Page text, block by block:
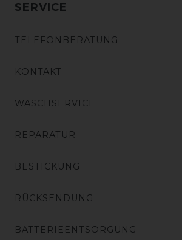
SERVICE
TELEFONBERATUNG
KONTAKT
WASCHSERVICE
REPARATUR
BESTICKUNG
RÜCKSENDUNG
BATTERIEENTSORGUNG